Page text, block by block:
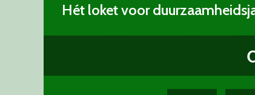
Hét loket voor